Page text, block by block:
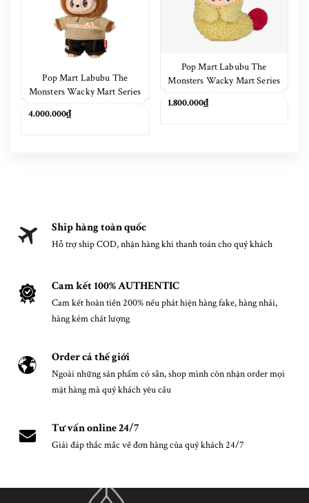
Pop Mart Labubu The
Monsters Wacky Mart Series
4.000.000₫
Pop Mart Labubu The
Monsters Wacky Mart Series
1.800.000₫
Ship hàng toàn quốc
Hỗ trợ ship COD, nhận hàng khi thanh toán cho quý khách
Cam kết 100% AUTHENTIC
Cam kết hoàn tiền 200% nếu phát hiện hàng fake, hàng nhái,
hàng kém chất lượng
Order cả thế giới
Ngoài những sản phẩm có sẵn, shop mình còn nhận order mọi
mặt hàng mà quý khách yêu cầu
Tư vấn online 24/7
Giải đáp thắc mắc về đơn hàng của quý khách 24/7